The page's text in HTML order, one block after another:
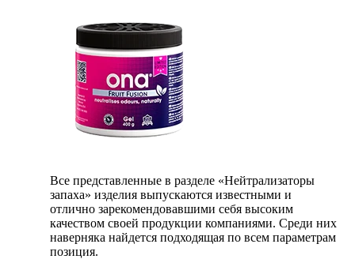
Все представленные в разделе «Нейтрализаторы
запаха» изделия выпускаются известными и
отлично зарекомендовавшими себя высоким
качеством своей продукции компаниями. Среди них
наверняка найдется подходящая по всем параметрам
позиция.